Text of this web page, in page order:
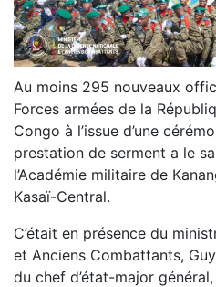
Au moins 295 nouveaux
Forces armées de la
Congo à l’issue d’une
prestation de serment a le
l’Académie militaire de
Kasaï-Central.
C’était en présence du
et Anciens Combattants,
du chef d’état-major